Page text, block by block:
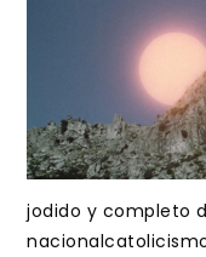
jodido y completo